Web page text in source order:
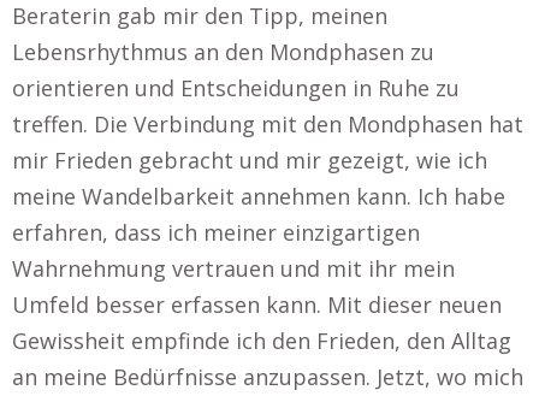
Beraterin gab mir den Tipp, meinen
Lebensrhythmus an den Mondphasen zu
orientieren und Entscheidungen in Ruhe zu
treffen. Die Verbindung mit den Mondphasen hat
mir Frieden gebracht und mir gezeigt, wie ich
meine Wandelbarkeit annehmen kann. Ich habe
erfahren, dass ich meiner einzigartigen
Wahrnehmung vertrauen und mit ihr mein
Umfeld besser erfassen kann. Mit dieser neuen
Gewissheit empfinde ich den Frieden, den Alltag
an meine Bedürfnisse anzupassen. Jetzt, wo mich